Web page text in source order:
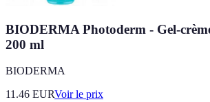
BIODERMA Photoderm - Gel-
200 ml
BIODERMA
11.46 EURVoir le prix